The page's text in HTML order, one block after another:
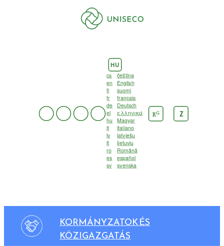
HU
cs
čeština
en
English
fi
suomi
fr
français
de
Deutsch
el
ελληνικά
hu
Magyar
it
italiano
lv
latviešu
lt
lietuvių
ro
Română
es
español
sv
svenska
RG Z
KORMÁNYZATOK ÉS
KÖZIGAZGATÁS